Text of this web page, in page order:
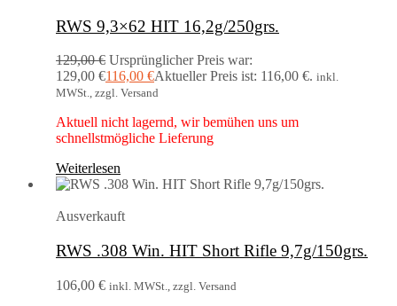
RWS 9,3×62 HIT 16,2g/250grs.
129,00€ Ursprünglicher Preis war:
129,00 €116,00 €Aktueller Preis ist: 116,00 €. inkl.
MWSt., zzgl. Versand
Aktuell nicht lagernd, wir bemühen uns um
schnellstmögliche Lieferung
Weiterlesen
Ausverkauft
RWS .308 Win. HIT Short Rifle 9,7g/150grs.
106,00 € inkl. MWSt., zzgl. Versand